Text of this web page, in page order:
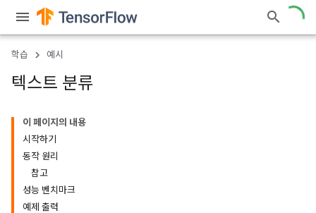
학습 예시
텍스트 분류
이 페이지의 내용
시작하기
동작 원리
참고
성능 벤치마크
예제 출력